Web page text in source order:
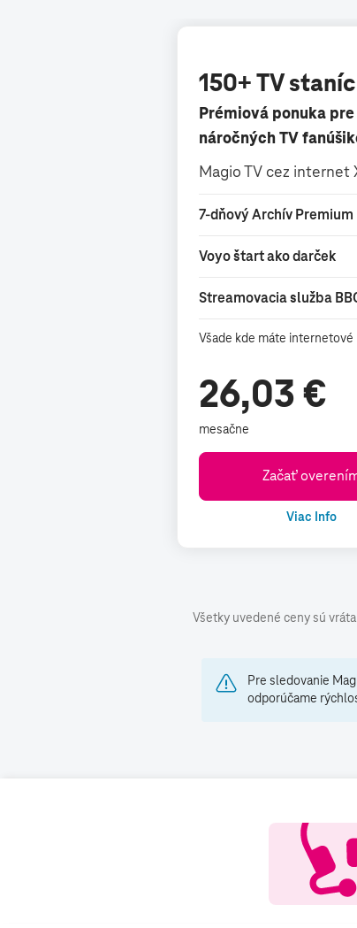
150+ TV staníc
Prémiová ponuka pre
náročných TV
Magio TV cez internet
7-dňový Archív Premium
Voyo štart ako darček
Streamovacia služba
Všade kde máte internetové
26,03 €
mesačne
Začať
Viac Info
Všetky uvedené ceny sú
Pre sledovanie
odporúčame